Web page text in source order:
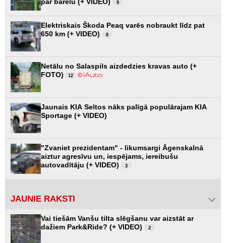
9
Elektriskais Škoda Peaq varēs nobraukt līdz pat
650 km (+ VIDEO)
8
Netālu no Salaspils aizdedzies kravas auto (+
FOTO)
12
Jaunais KIA Seltos nāks palīgā populārajam KIA
Sportage (+ VIDEO)
"Zvaniet prezidentam" - likumsargi Āgenskalnā
aiztur agresīvu un, iespējams, iereibušu
autovadītāju (+ VIDEO)
3
JAUNIE RAKSTI
Vai tiešām Vanšu tilta slēgšanu var aizstāt ar
dažiem Park&Ride? (+ VIDEO)
2